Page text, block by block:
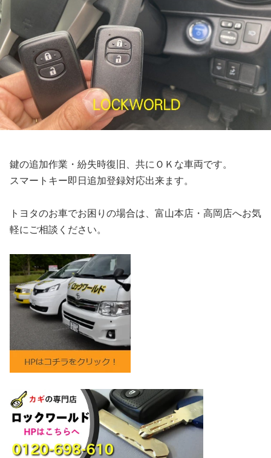
鍵の追加作業・紛失時復旧、共にＯＫな車両です。
スマートキー即日追加登録対応出来ます。
トヨタのお車でお困りの場合は、富山本店・高岡店へお気
軽にご相談ください。